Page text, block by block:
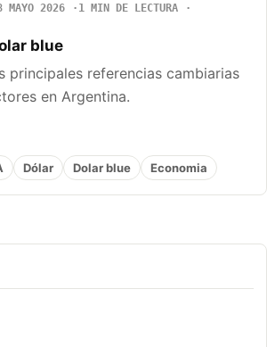
MAYO 2026
1 MIN DE LECTURA
blue
principales referencias cambiarias
en Argentina.
Dólar Dolar blue Economia